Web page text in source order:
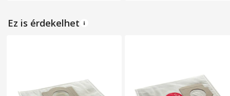
Ez is érdekelhet